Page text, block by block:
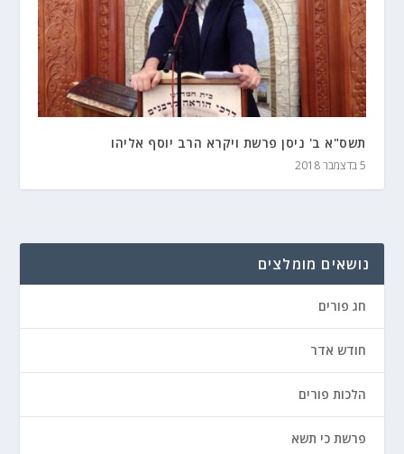
תשס"א ב' ניסן פרשת ויקרא הרב יוסף אליהו
5 בדצמבר 2018
נושאים מומלצים
חג פורים
חודש אדר
הלכות פורים
פרשת כי תשא